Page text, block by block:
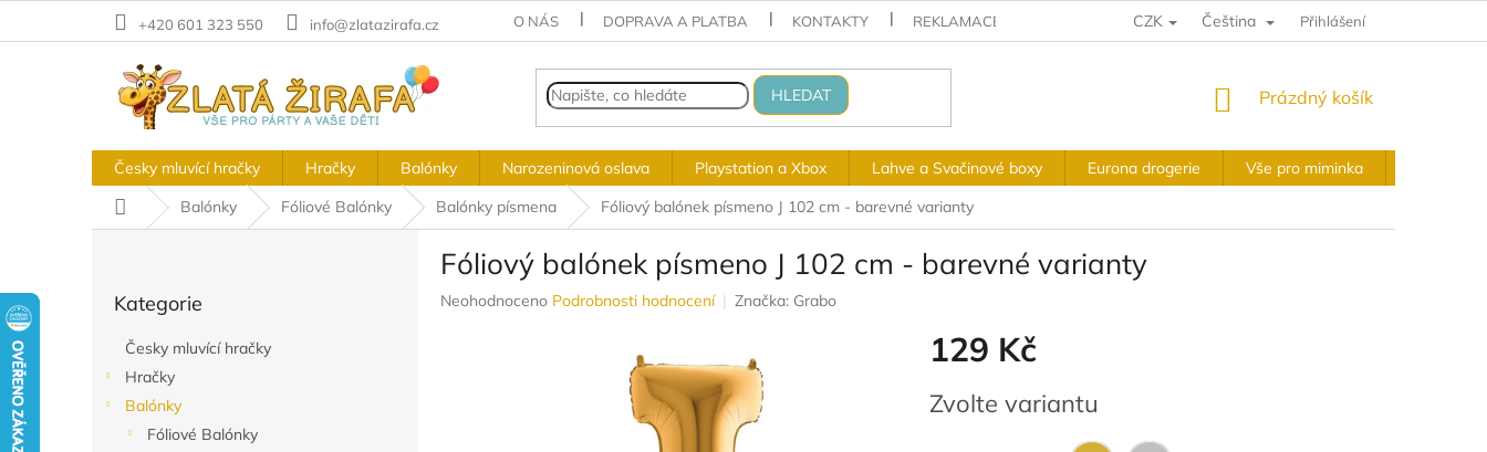
+420 601 323 550 info@zlatazirafa.cz O NÁS DOPRAVA A PLATBA KONTAKTY REKLAMACE A VRÁCENÍ VÝKUPNÍ PODMÍNKY OBCHODNÍ PODMÍNKY
CZK Čeština Přihlášení
HLEDAT
NÁKUPNÍ
Prázdný košík
Česky mluvící hračky Hračky Balónky Narozeninová oslava Playstation a Xbox Lahve a Svačinové boxy Eurona drogerie Vše pro miminka
Domů
Balónky Fóliové Balónky Balónky písmena Fóliový balónek písmeno J 102 cm - barevné varianty
kategorie
Kategorie
Česky mluvící hračky
Hračky
Balónky
Fóliové Balónky
Fóliový balónek písmeno J 102 cm - barevné varianty
Průměrné
Neohodnoceno Podrobnosti hodnocení Značka: Grabo
129 Kč
cena:
Zvolte variantu